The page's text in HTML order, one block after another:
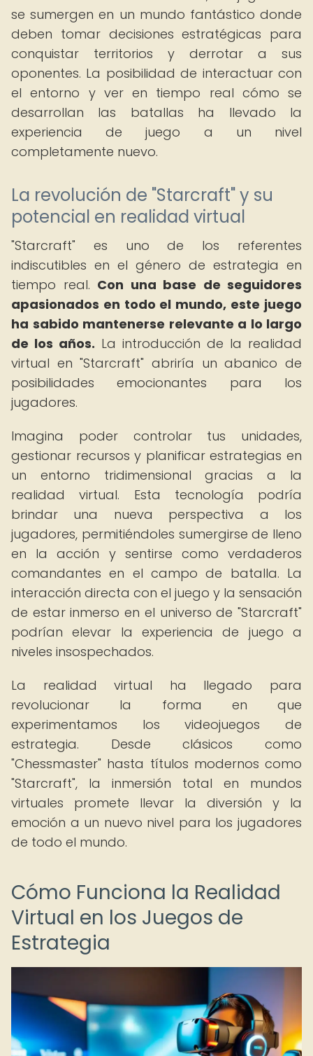
se sumergen en un mundo fantástico donde
deben tomar decisiones estratégicas para
conquistar territorios y derrotar a sus
oponentes. La posibilidad de interactuar con
el entorno y ver en tiempo real cómo se
desarrollan las batallas ha llevado la
experiencia de juego a un nivel
completamente nuevo.
La revolución de "Starcraft" y su
potencial en realidad virtual
"Starcraft" es uno de los referentes
indiscutibles en el género de estrategia en
tiempo real. Con una base de seguidores
apasionados en todo el mundo, este juego
ha sabido mantenerse relevante a lo largo
de los años. La introducción de la realidad
virtual en "Starcraft" abriría un abanico de
posibilidades emocionantes para los
jugadores.
Imagina poder controlar tus unidades,
gestionar recursos y planificar estrategias en
un entorno tridimensional gracias a la
realidad virtual. Esta tecnología podría
brindar una nueva perspectiva a los
jugadores, permitiéndoles sumergirse de lleno
en la acción y sentirse como verdaderos
comandantes en el campo de batalla. La
interacción directa con el juego y la sensación
de estar inmerso en el universo de "Starcraft"
podrían elevar la experiencia de juego a
niveles insospechados.
La realidad virtual ha llegado para
revolucionar la forma en que
experimentamos los videojuegos de
estrategia. Desde clásicos como
"Chessmaster" hasta títulos modernos como
"Starcraft", la inmersión total en mundos
virtuales promete llevar la diversión y la
emoción a un nuevo nivel para los jugadores
de todo el mundo.
Cómo Funciona la Realidad
Virtual en los Juegos de
Estrategia